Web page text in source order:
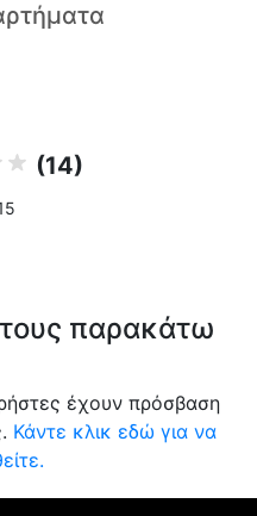
(14)
παρακάτω
έχουν πρόσβαση
Κάντε κλικ εδώ για να